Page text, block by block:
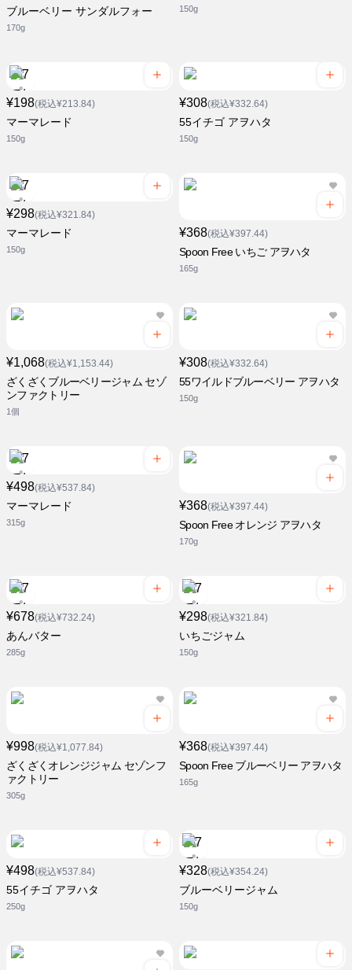
ブルーベリー サンダルフォー
170g
150g
¥198(税込¥213.84)
マーマレード
150g
¥308(税込¥332.64)
55イチゴ アヲハタ
150g
¥298(税込¥321.84)
マーマレード
150g
¥368(税込¥397.44)
Spoon Free いちご アヲハタ
165g
¥1,068(税込¥1,153.44)
ざくざくブルーベリージャム セゾ
ンファクトリー
1個
¥308(税込¥332.64)
55ワイルドブルーベリー アヲハタ
150g
¥498(税込¥537.84)
マーマレード
315g
¥368(税込¥397.44)
Spoon Free オレンジ アヲハタ
170g
¥678(税込¥732.24)
あんバター
285g
¥298(税込¥321.84)
いちごジャム
150g
¥998(税込¥1,077.84)
ざくざくオレンジジャム セゾンフ
ァクトリー
305g
¥368(税込¥397.44)
Spoon Free ブルーベリー アヲハタ
165g
¥498(税込¥537.84)
55イチゴ アヲハタ
250g
¥328(税込¥354.24)
ブルーベリージャム
150g